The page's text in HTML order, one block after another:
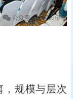
，规模与层次